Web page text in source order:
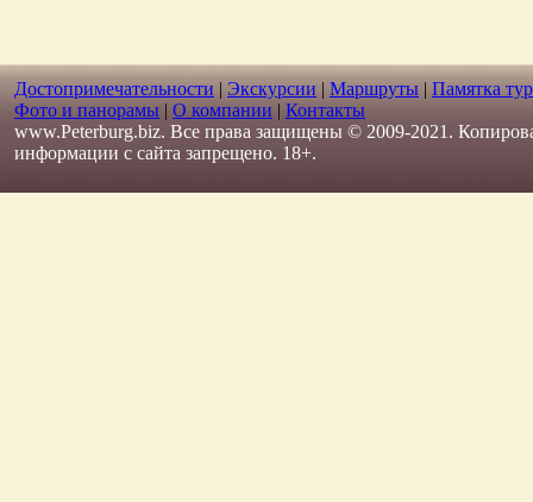
Достопримечательности | Экскурсии | Маршруты | Памятка
Фото и панорамы | О компании | Контакты
www.Peterburg.biz. Все права защищены © 2009-2021.
информации с сайта запрещено. 18+.